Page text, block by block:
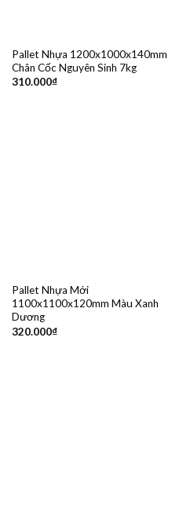
Pallet Nhựa 1200x1000x140mm
Chân Cốc Nguyên Sinh 7kg
310.000₫
Pallet Nhựa Mới
1100x1100x120mm Màu Xanh
Dương
320.000₫